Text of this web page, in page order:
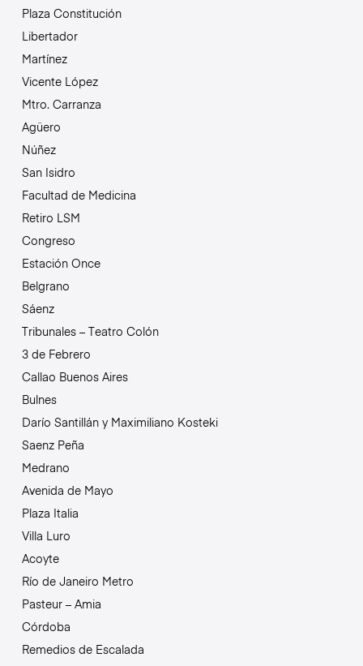
Plaza Constitución
Libertador
Martínez
Vicente López
Mtro. Carranza
Agüero
Núñez
San Isidro
Facultad de Medicina
Retiro LSM
Congreso
Estación Once
Belgrano
Sáenz
Tribunales – Teatro Colón
3 de Febrero
Callao Buenos Aires
Bulnes
Darío Santillán y Maximiliano Kosteki
Saenz Peña
Medrano
Avenida de Mayo
Plaza Italia
Villa Luro
Acoyte
Río de Janeiro Metro
Pasteur – Amia
Córdoba
Remedios de Escalada